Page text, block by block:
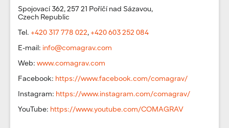
Spojovací 362, 257 21 Poříčí nad Sázavou,
Czech Republic
Tel. +420 317 778 022, +420 603 252 084
E-mail: info@comagrav.com
Web: www.comagrav.com
Facebook: https://www.facebook.com/comagrav/
Instagram: https://www.instagram.com/comagrav/
YouTube: https://www.youtube.com/COMAGRAV